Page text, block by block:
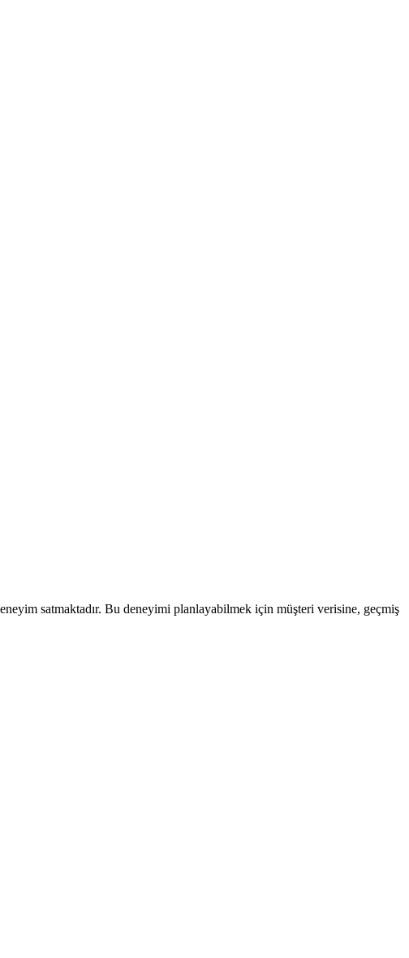
satmaktadır. Bu deneyimi planlayabilmek için müşteri verisine, geçmiş